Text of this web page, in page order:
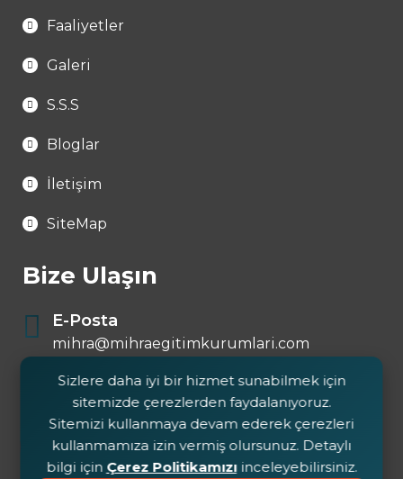
Faaliyetler
Galeri
S.S.S
Bloglar
İletişim
SiteMap
Bize Ulaşın
E-Posta
mihra@mihraegitimkurumlari.com
Telefon
0 546 644 72 25
Sizlere daha iyi bir hizmet sunabilmek için
sitemizde çerezlerden faydalanıyoruz.
Sitemizi kullanmaya devam ederek çerezleri
kullanmamıza izin vermiş olursunuz. Detaylı
bilgi için Çerez Politikamızıinceleyebilirsiniz.